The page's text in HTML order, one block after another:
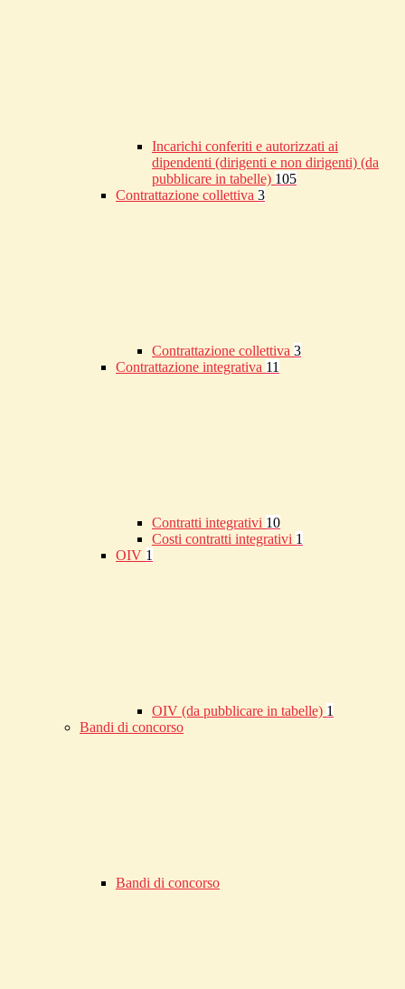
Incarichi conferiti e autorizzati ai
dipendenti (dirigenti e non dirigenti) (da
pubblicare in tabelle) 105
Contrattazione collettiva 3
Contrattazione collettiva 3
Contrattazione integrativa 11
Contratti integrativi 10
Costi contratti integrativi 1
OIV 1
OIV (da pubblicare in tabelle) 1
Bandi di concorso
Bandi di concorso